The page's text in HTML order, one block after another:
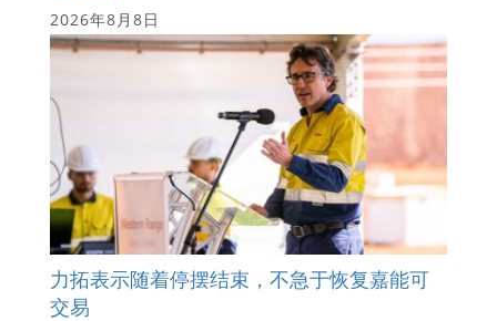
2026年8月8日
力拓表示随着停摆结束，不急于恢复嘉能可
交易